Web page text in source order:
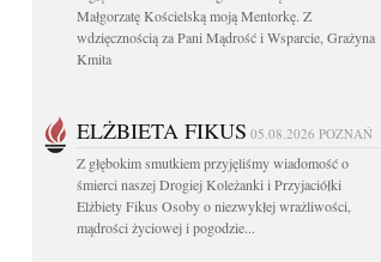
Małgorzatę Kościelską moją Mentorkę. Z
wdzięcznością za Pani Mądrość i Wsparcie, Grażyna
Kmita
ELŻBIETA FIKUS 05.08.2026 POZNAŃ
Z głębokim smutkiem przyjęliśmy wiadomość o
śmierci naszej Drogiej Koleżanki i Przyjaciółki
Elżbiety Fikus Osoby o niezwykłej wrażliwości,
mądrości życiowej i pogodzie...